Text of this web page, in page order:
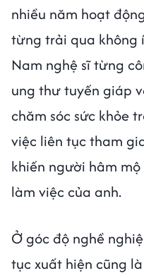
nhiều năm hoạt
từng trải qua không
Nam nghệ sĩ từng
ung thư tuyến giáp
chăm sóc sức khỏe
việc liên tục tham
khiến người hâm
làm việc của anh.
Ở góc độ nghề
tục xuất hiện cũng